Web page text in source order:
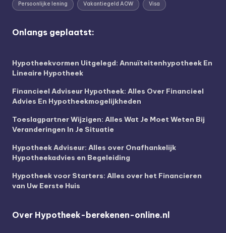
Persoonlijke lening Vakantiegeld AOW Visa
Onlangs geplaatst:
Hypotheekvormen Uitgelegd: Annuïteitenhypotheek En
Lineaire Hypotheek
Financieel Adviseur Hypotheek: Alles Over Financieel
Advies En Hypotheekmogelijkheden
Toeslagpartner Wijzigen: Alles Wat Je Moet Weten Bij
Veranderingen In Je Situatie
Hypotheek Adviseur: Alles over Onafhankelijk
Hypotheekadvies en Begeleiding
Hypotheek voor Starters: Alles over het Financieren
van Uw Eerste Huis
Over Hypotheek-berekenen-online.nl